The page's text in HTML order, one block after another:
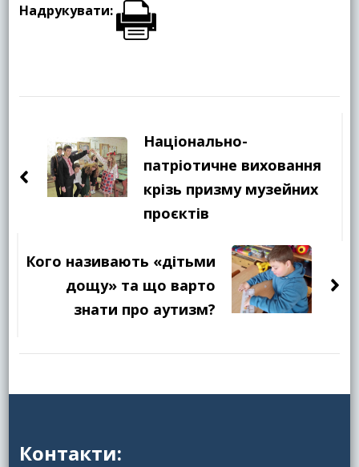
Надрукувати:
запису
Національно-
патріотичне виховання
крізь призму музейних
проєктів
Кого називають «дітьми
дощу» та що варто
знати про аутизм?
Контакти: